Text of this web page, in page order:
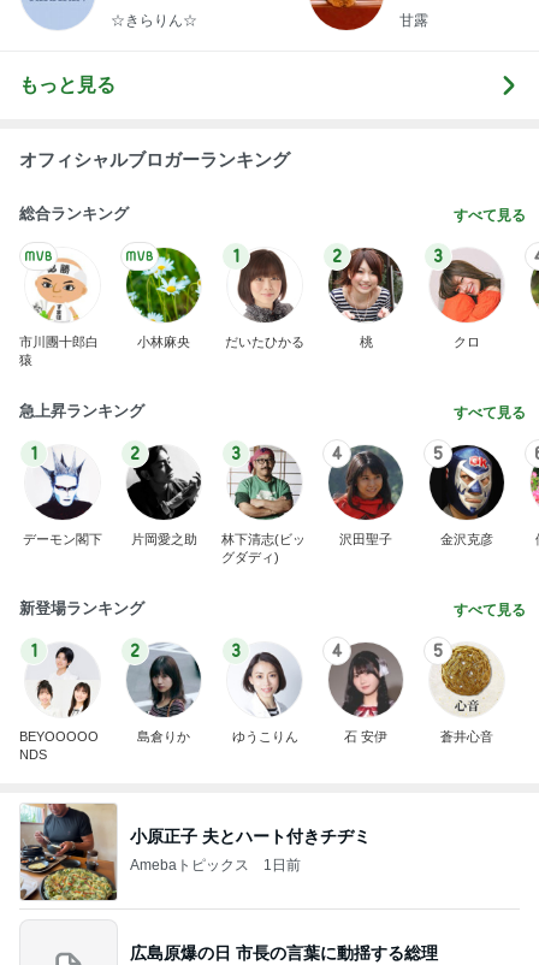
らりん☆のブログ
☆きらりん☆ 甘露
もっと見る
オフィシャルブロガーランキング
総合ランキング すべて見る
市川團十郎白
猿
小林麻央
1
だいたひかる
2
桃
3
クロ
急上昇ランキング すべて見る
1
デーモン閣下
2
片岡愛之助
3
林下清志(ビッ
グダディ)
4
沢田聖子
5
金沢克彦
新登場ランキング すべて見る
1
BEYOOOOO
NDS
2
島倉りか
3
ゆうこりん
4
石 安伊
5
蒼井心音
小原正子 夫とハート付きチヂミ
Amebaトピックス 1日前
広島原爆の日 市長の言葉に動揺する総理